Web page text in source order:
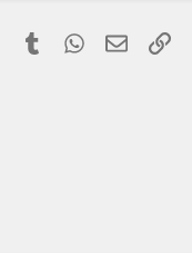
PinterestTumblr WhatsApp
Email